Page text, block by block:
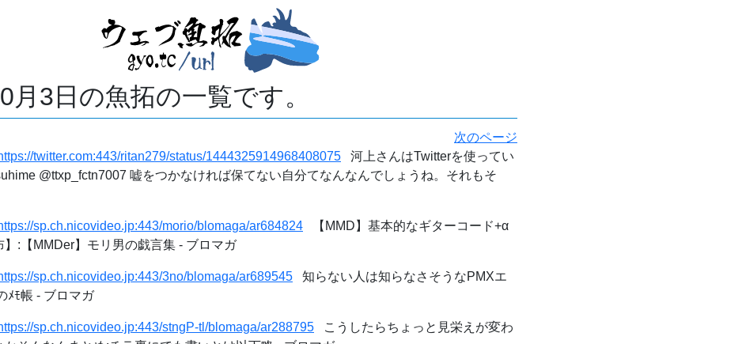
月3日の魚拓の一覧です。
次のページ
twitter.com:443/ritan279/status/1444325914968408075 河上さんはTwitterを使ってい
@ttxp_fctn7007 嘘をつかなければ保てない自分てなんなんでしょうね。それもそ
sp.ch.nicovideo.jp:443/morio/blomaga/ar684824 【MMD】基本的なギターコード+α
】:【MMDer】モリ男の戯言集 - ブロマガ
sp.ch.nicovideo.jp:443/3no/blomaga/ar689545 知らない人は知らなさそうなPMXエ
ﾒﾓ帳 - ブロマガ
sp.ch.nicovideo.jp:443/stngP-tl/blomaga/ar288795 こうしたらちょっと見栄えが変わ